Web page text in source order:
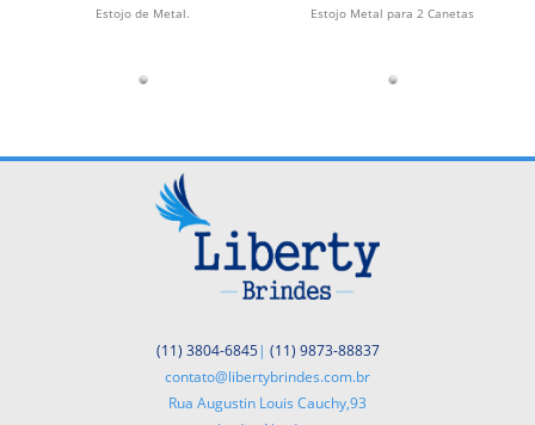
Estojo de Metal. Estojo Metal para 2 Canetas
(11) 3804-6845| (11) 9873-88837
contato@libertybrindes.com.br
Rua Augustin Louis Cauchy,93